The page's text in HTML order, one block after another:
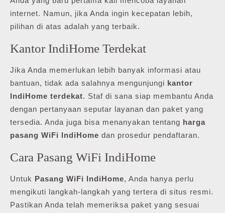
internet. Namun, jika Anda ingin kecepatan lebih,
pilihan di atas adalah yang terbaik.
Kantor IndiHome Terdekat
Jika Anda memerlukan lebih banyak informasi atau
bantuan, tidak ada salahnya mengunjungi kantor
IndiHome terdekat. Staf di sana siap membantu Anda
dengan pertanyaan seputar layanan dan paket yang
tersedia. Anda juga bisa menanyakan tentang harga
pasang WiFi IndiHome dan prosedur pendaftaran.
Cara Pasang WiFi IndiHome
Untuk Pasang WiFi IndiHome, Anda hanya perlu
mengikuti langkah-langkah yang tertera di situs resmi.
Pastikan Anda telah memeriksa paket yang sesuai